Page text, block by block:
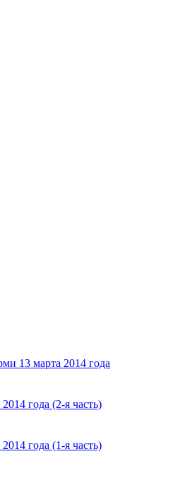
13 марта 2014 года
года (2-я часть)
года (1-я часть)